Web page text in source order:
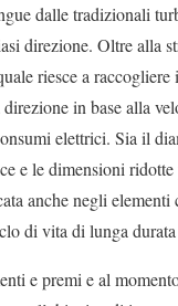
dalle tradizionali
direzione. Oltre alla
riesce a
in base alla
elettrici. Sia il
e le dimensioni
anche negli
di vita di lunga
e premi e al